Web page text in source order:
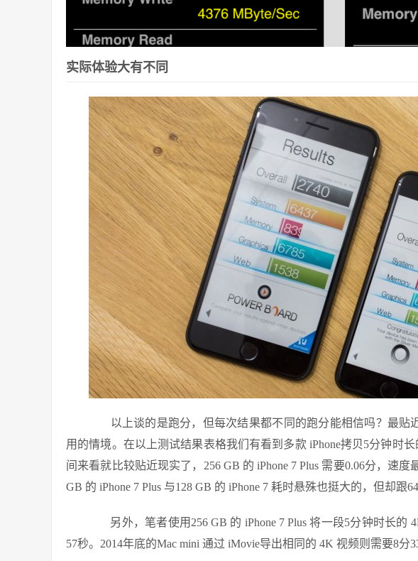
实际体验大有不同
以上谈的是跑分，但每次结果都不同的跑分能相信吗？最贴
用的情境。在以上测试结果表格我们有看到多款 iPhone拷贝5分钟时
间来看就比较贴近现实了，256 GB 的 iPhone 7 Plus 需要0.06分，速度
GB 的 iPhone 7 Plus 与128 GB 的 iPhone 7 耗时悬殊也挺大的，但却跟
另外，笔者使用256 GB 的 iPhone 7 Plus 将一段5分钟时长的
57秒。2014年底的Mac mini 通过 iMovie导出相同的 4K 视频则需要8分